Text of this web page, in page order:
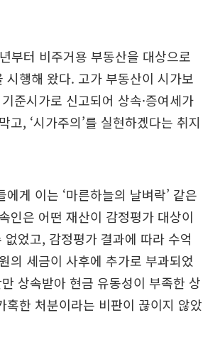
부터 비주거용 부동산을 대상으로
시행해 왔다. 고가 부동산이 시가보
준시가로 신고되어 상속·증여세가
고, ‘시가주의’를 실현하겠다는 취지
에게 이는 ‘마른하늘의 날벼락’ 같은
인은 어떤 재산이 감정평가 대상이
없었고, 감정평가 결과에 따라 수억
의 세금이 사후에 추가로 부과되었
상속받아 현금 유동성이 부족한 상
혹한 처분이라는 비판이 끊이지 않았